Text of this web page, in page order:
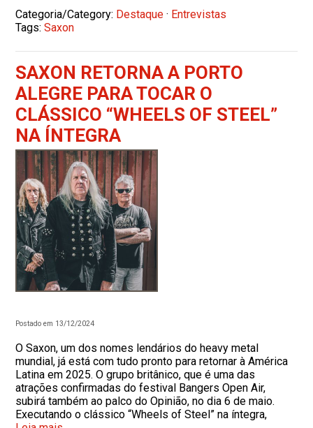
Categoria/Category: Destaque · Entrevistas
Tags:Saxon
SAXON RETORNA A PORTO
ALEGRE PARA TOCAR O
CLÁSSICO “WHEELS OF STEEL”
NA ÍNTEGRA
Postado em 13/12/2024
O Saxon, um dos nomes lendários do heavy metal
mundial, já está com tudo pronto para retornar à América
Latina em 2025. O grupo britânico, que é uma das
atrações confirmadas do festival Bangers Open Air,
subirá também ao palco do Opinião, no dia 6 de maio.
Executando o clássico “Wheels of Steel” na íntegra,